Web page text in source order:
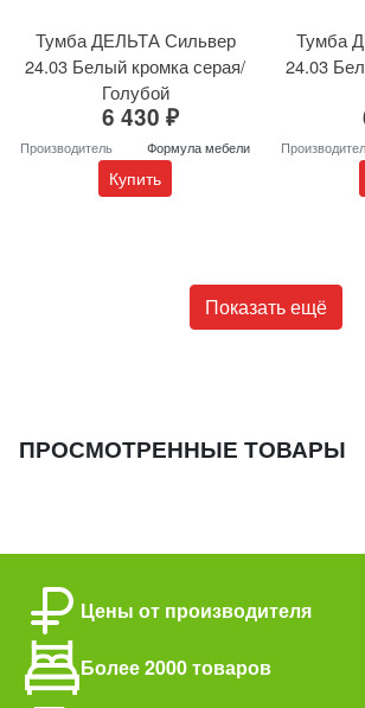
Тумба ДЕЛЬТА Сильвер
24.03 Белый кромка серая/
Голубой
6 430 ₽
Производитель Формула мебели
Купить
Тумба
24.03
Показать ещё
ПРОСМОТРЕННЫЕ ТОВАРЫ
Цены от производителя
Более 2000 товаров